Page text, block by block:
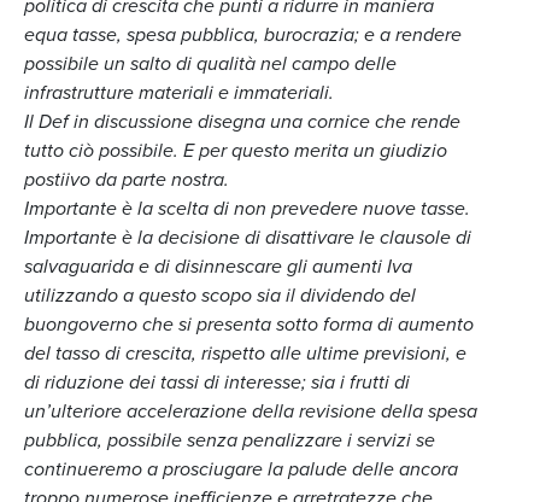
equa tasse, spesa pubblica, burocrazia; e a rendere
possibile un salto di qualità nel campo delle
infrastrutture materiali e immateriali.
Il Def in discussione disegna una cornice che rende
tutto ciò possibile. E per questo merita un giudizio
postiivo da parte nostra.
Importante è la scelta di non prevedere nuove tasse.
Importante è la decisione di disattivare le clausole di
salvaguarida e di disinnescare gli aumenti Iva
utilizzando a questo scopo sia il dividendo del
buongoverno che si presenta sotto forma di aumento
del tasso di crescita, rispetto alle ultime previsioni, e
di riduzione dei tassi di interesse; sia i frutti di
un’ulteriore accelerazione della revisione della spesa
pubblica, possibile senza penalizzare i servizi se
continueremo a prosciugare la palude delle ancora